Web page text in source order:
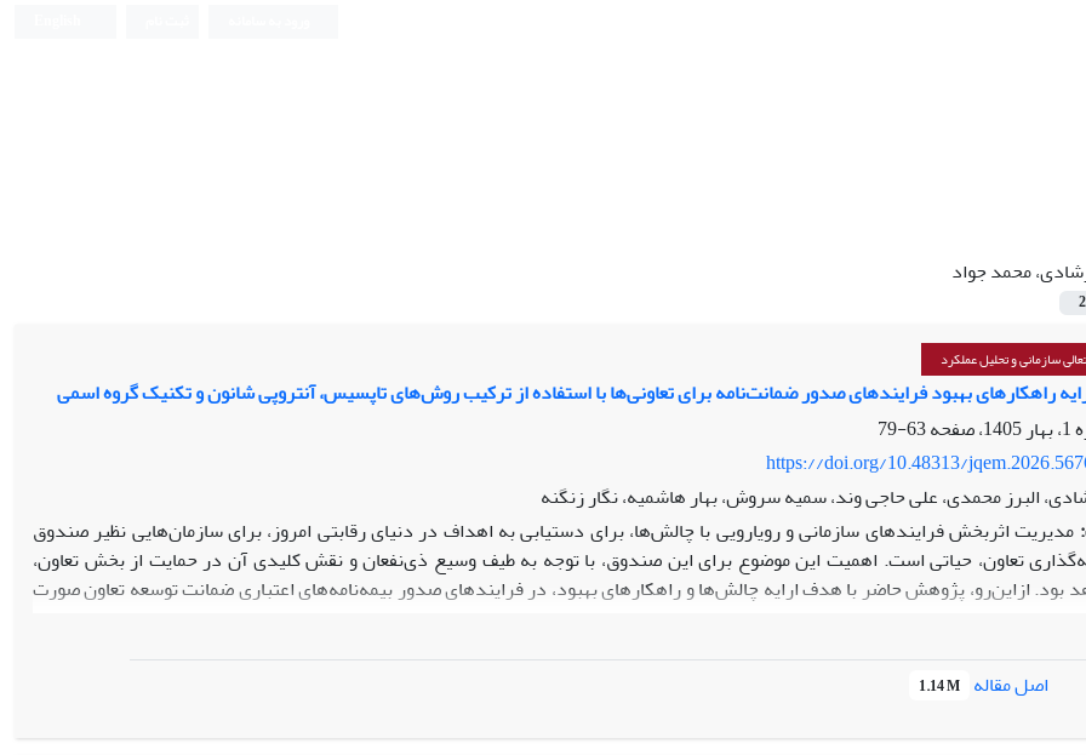
محمد جواد
2
سازمانی و تحلیل عملکرد
راهکارهای بهبود فرایندهای صدور ضمانت‌نامه‌ برای تعاونی‌هابا استفاده از ترکیب روش‌های تاپسیس، آنتروپی شانون و تکنیک گروه اسمی
63-79
https://doi.org/10.48313/
البرز محمدی، علی حاجی وند، سمیه سروش، بهار هاشمیه، نگار زنگنه
مدیریت اثربخش فرایندهای سازمانی و رویارویی با چالش‌ها، برای دستیابی به اهداف در دنیای رقابتی امروز، برای سازمان‌هایی نظیر صندوق
تعاون، حیاتی است. اهمیت این موضوع برای این صندوق، با توجه به طیف وسیع ذی‌نفعان و نقش کلیدی آن در حمایت از بخش تعاون،
بود. ازاین‌رو، پژوهش حاضر با هدف ارایه چالش‌ها و راهکارهای بهبود، در فرایندهای صدور بیمه‌نامه‌های اعتباری ضمانت توسعه تعاون صورت
آن‌ها با استفاده از روش آنتروپی شانون، تکنیک تاپسیس (
پژوهش نشان داد که بیشترین عارضه‌های صندوق در بخش‌های فرایند و استراتژی متمرکز هستند؛ ازاین‌رو، متناسب با اولویت‌های
بهینه‌سازی ارایه و شاخص‌های کلیدی عملکرد (KPIs) برای نظارت مستمر تدوین گردید.
اصل مقاله 1.14 M